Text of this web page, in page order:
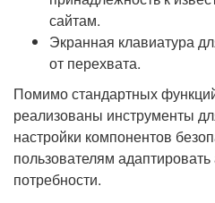
сайтам.
Экранная клавиатура
от перехвата.
Помимо стандартных
реализованы инструменты
настройки компонентов
пользователям
потребности.